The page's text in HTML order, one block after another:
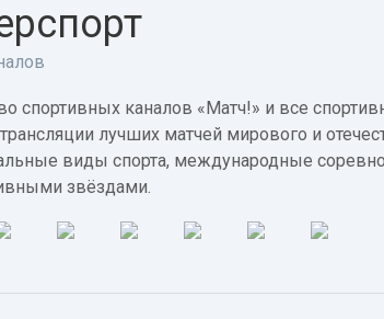
спортивных каналов «Матч!» и все
лучших матчей мирового и
виды спорта, международные
звёздами.